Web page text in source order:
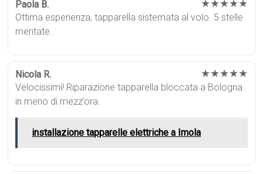
Paola B. ★★★★★
Ottima esperienza, tapparella sistemata al volo. 5 stelle
meritate.
Nicola R. ★★★★★
Velocissimi! Riparazione tapparella bloccata a Bologna
in meno di mezz’ora.
installazione tapparelle elettriche a Imola